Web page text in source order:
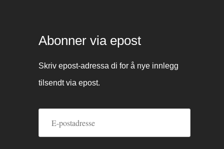
Abonner via epost
Skriv epost-adressa di for å nye innlegg
tilsendt via epost.